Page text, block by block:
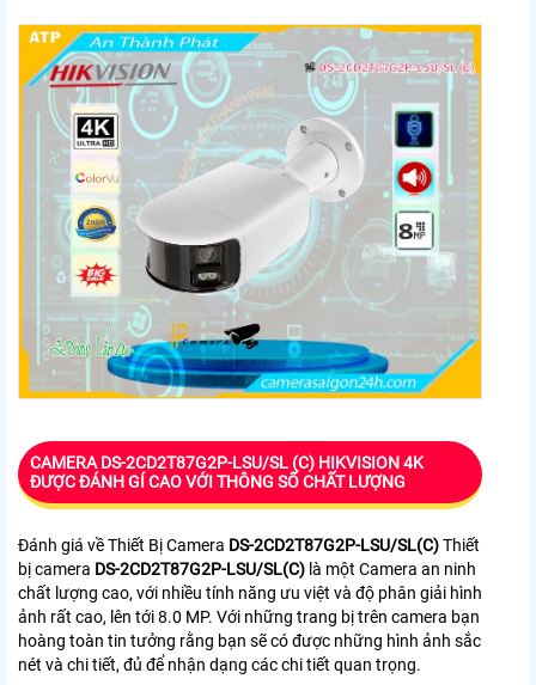
CAMERA DS-2CD2T87G2P-LSU/SL (C) HIKVISION 4K
ĐƯỢC ĐÁNH GÍ CAO VỚI THÔNG SỐ CHẤT LƯỢNG
Đánh giá về Thiết Bị Camera DS-2CD2T87G2P-LSU/SL(C)Thiết
bị camera DS-2CD2T87G2P-LSU/SL(C) là một Camera an ninh
chất lượng cao, với nhiều tính năng ưu việt và độ phân giải hình
ảnh rất cao, lên tới 8.0 MP. Với những trang bị trên camera bạn
hoàng toàn tin tưởng rằng bạn sẽ có được những hình ảnh sắc
nét và chi tiết, đủ để nhận dạng các chi tiết quan trọng.